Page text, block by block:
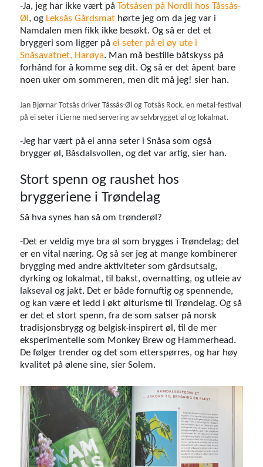
-Ja, jeg har ikke vært påTotsåsen på Nordli hos Tåssås-
Øl , og Leksås Gårdsmat hørte jeg om da jeg var i
Namdalen men fikk ikke besøkt. Og så er det et
bryggeri som ligger påei seter på ei øy ute i
Snåsavatnet, Harøya. Man må bestille båtskyss på
forhånd for å komme seg dit. Og så er det åpent bare
noen uker om sommeren, men dit må jeg! sier han.
Jan Bjørnar Totsås driver Tåssås-Øl og Totsås Rock, en metal-festival
på ei seter i Lierne med servering av selvbrygget øl og lokalmat.
-Jeg har vært på ei anna seter i Snåsa som også
brygger øl, Båsdalsvollen, og det var artig, sier han.
Stort spenn og raushet hos
bryggeriene i Trøndelag
Så hva synes han så om trønderøl?
-Det er veldig mye bra øl som brygges i Trøndelag; det
er en vital næring. Og så ser jeg at mange kombinerer
brygging med andre aktiviteter som gårdsutsalg,
dyrking og lokalmat, til bakst, overnatting, og utleie av
lakseval og jakt. Det er både fornuftig og spennende,
og kan være et ledd i økt ølturisme til Trøndelag. Og så
er det et stort spenn, fra de som satser på norsk
tradisjonsbrygg og belgisk-inspirert øl, til de mer
eksperimentelle som Monkey Brew og Hammerhead.
De følger trender og det som etterspørres, og har høy
kvalitet på ølene sine, sier Solem.